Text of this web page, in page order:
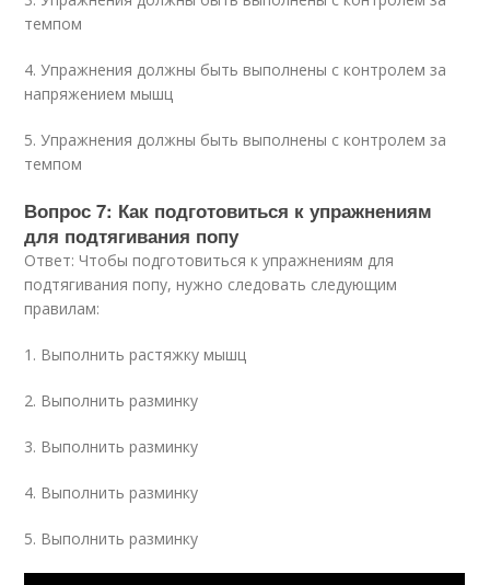
темпом
4. Упражнения должны быть выполнены с контролем за
напряжением мышц
5. Упражнения должны быть выполнены с контролем за
темпом
Вопрос 7: Как подготовиться к упражнениям
для подтягивания попу
Ответ: Чтобы подготовиться к упражнениям для
подтягивания попу, нужно следовать следующим
правилам:
1. Выполнить растяжку мышц
2. Выполнить разминку
3. Выполнить разминку
4. Выполнить разминку
5. Выполнить разминку